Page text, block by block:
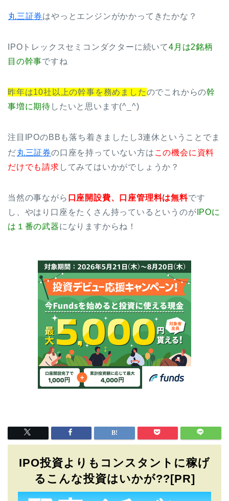
丸三証券はやっとエンジンがかかってきたかな？
IPOトレックスセミコンダクターに続いて4月は2銘柄
目の幹事ですね
昨年は10社以上の幹事を務めましたのでこれからの幹
事増に期待 したいと思います(^_^)
注目IPOのBBも落ち着きましたし3連休ということでま
だ丸三証券の口座を持っていない方は この機会に資料
だけでも請求 してみてはいかがでしょうか？
当然の事ながら 口座開設費、口座管理料は無料です
し、やはり口座をたくさん持っているというのが IPOに
は１番の武器になりますからね！
IPO投資よりもコンスタントに稼げ
るこんな投資はいかが??[PR]